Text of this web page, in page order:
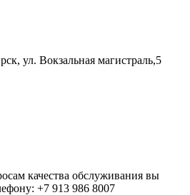
ул. Вокзальная магистраль,5
качества обслуживания вы
+7 913 986 8007